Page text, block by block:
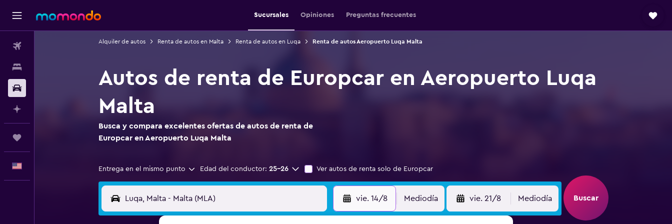
Sucursales Opiniones Preguntas frecuentes
Alquiler de autos Renta de autos en Malta Renta de autos en Luqa Renta de autos Aeropuerto Luqa Malta
Autos de renta de Europcar en Aeropuerto Luqa
Malta
Busca y compara excelentes ofertas de autos de renta de
Europcar en Aeropuerto Luqa Malta
Entrega en el mismo punto Edad del conductor: 25-26 Ver autos de renta solo de Europcar
vie. 14/8 Mediodía vie. 21/8 Mediodía Buscar